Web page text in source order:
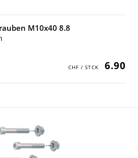
M10x40 8.8
6.90